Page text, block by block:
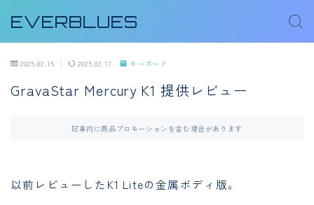
EVERBLUES
2025.02.15 2025.02.17 キーボード
GravaStar Mercury K1 提供レビュー
記事内に商品プロモーションを含む場合があります
以前レビューしたK1 Liteの金属ボディ版。